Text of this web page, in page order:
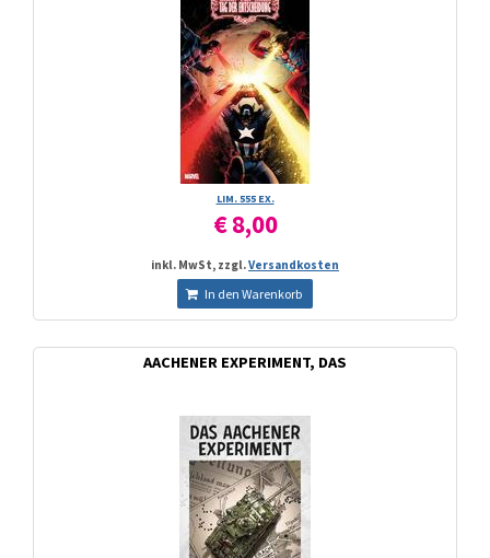
LIM. 555 EX.
€ 8,00
inkl. MwSt, zzgl.Versandkosten
In den Warenkorb
AACHENER EXPERIMENT, DAS